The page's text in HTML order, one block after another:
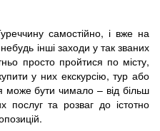
самостійно, і вже на
інші заходи у так званих
просто пройтися по місту,
у них екскурсію, тур або
може бути чимало – від більш
послуг та розваг до істотно